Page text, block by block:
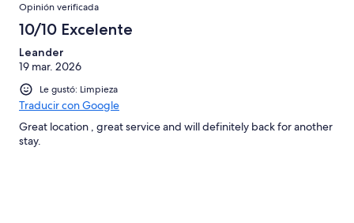
Opinión verificada
10/10 Excelente
Leander
19 mar. 2026
Le gustó: Limpieza
Traducir con Google
Great location , great service and will definitely back for another
stay.